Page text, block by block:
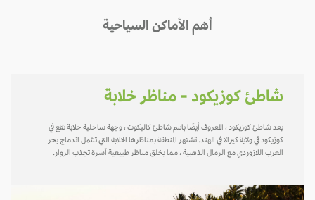
أهم الأماكن السياحية
شاطئ كوزيكود - مناظر خلابة
يعد شاطئ كوزيكود ، المعروف أيضًا باسم شاطئ كاليكوت ، وجهة ساحلية خلابة تقع في
كوزيكود في ولاية كيرالا في الهند. تشتهر المنطقة بمناظرها الخلابة التي تشمل اندماج بحر
العرب اللازوردي مع الرمال الذهبية ، مما يخلق مناظر طبيعية آسرة تجذب الزوار.